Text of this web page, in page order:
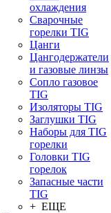
охлаждения
Сварочные
горелки TIG
Цанги
Цангодержатели
и газовые линзы
Сопло газовое
TIG
Изоляторы TIG
Заглушки TIG
Наборы для TIG
горелки
Головки TIG
горелок
Запасные части
TIG
+ ЕЩЕ